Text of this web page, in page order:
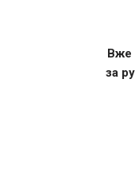
Вже
за